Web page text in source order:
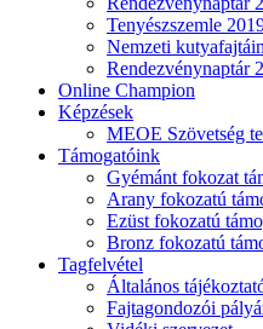
Tenyészszemle
Nemzeti
Rendezvénynaptár
Online Champion
Képzések
MEOE Szövetség
Támogatóink
Gyémánt fokozat
Arany fokozatú
Ezüst fokozatú
Bronz fokozatú
Tagfelvétel
Általános
Fajtagondozói